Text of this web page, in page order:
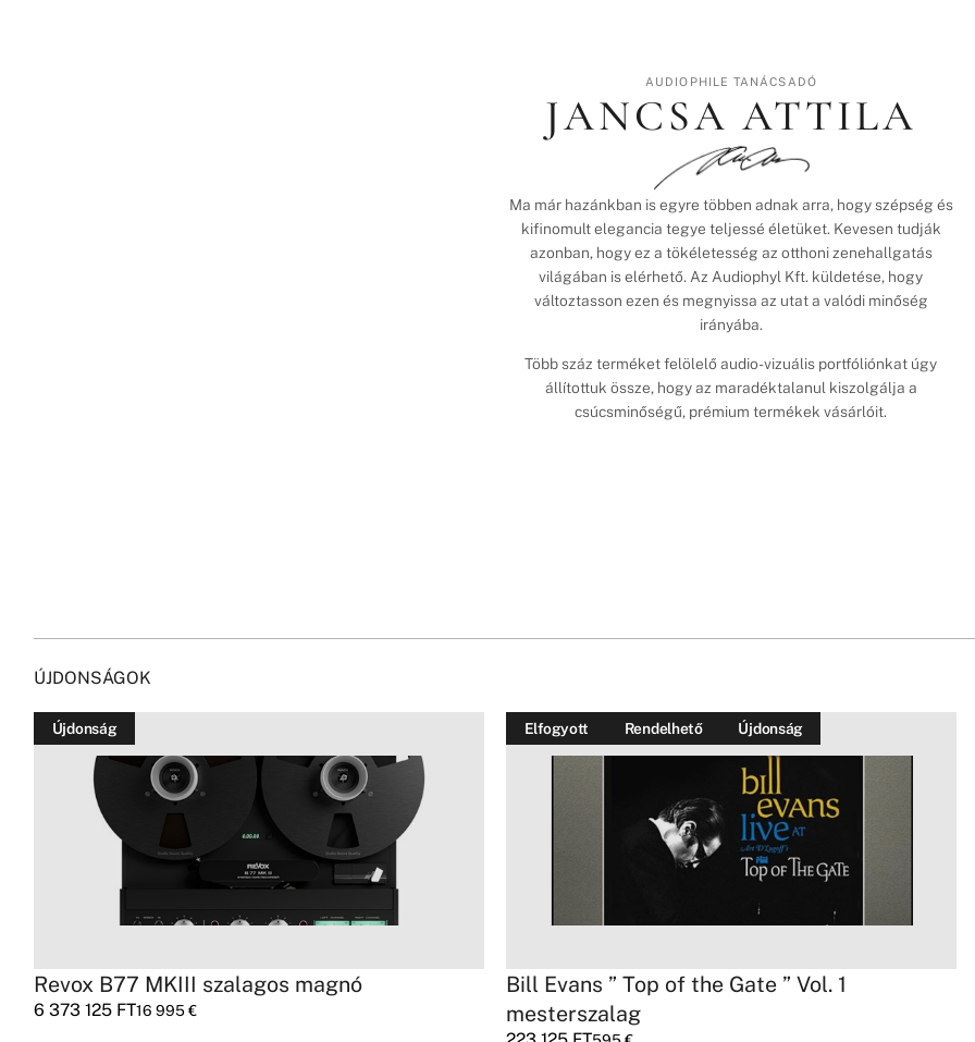
AUDIOPHILE TANÁCSADÓ
JANCSA ATTILA
Ma már hazánkban is egyre többen adnak arra, hogy szépség és
kifinomult elegancia tegye teljessé életüket. Kevesen tudják
azonban, hogy ez a tökéletesség az otthoni zenehallgatás
világában is elérhető. Az Audiophyl Kft. küldetése, hogy
változtasson ezen és megnyissa az utat a valódi minőség
irányába.
Több száz terméket felölelő audio-vizuális portfóliónkat úgy
állítottuk össze, hogy az maradéktalanul kiszolgálja a
csúcsminőségű, prémium termékek vásárlóit.
ÚJDONSÁGOK
Újdonság
Revox B77 MKIII szalagos magnó
6 373 125 FT16 995€
Elfogyott Rendelhető Újdonság
Bill Evans ” Top of the Gate ” Vol. 1
mesterszalag